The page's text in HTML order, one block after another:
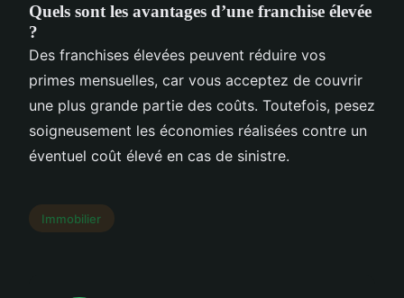
Quels sont les avantages d’une franchise élevée
?
Des franchises élevées peuvent réduire vos
primes mensuelles, car vous acceptez de couvrir
une plus grande partie des coûts. Toutefois, pesez
soigneusement les économies réalisées contre un
éventuel coût élevé en cas de sinistre.
Immobilier